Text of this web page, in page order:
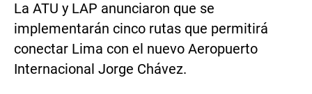
La ATU y LAP anunciaron que se
implementarán cinco rutas que permitirá
conectar Lima con el nuevo Aeropuerto
Internacional Jorge Chávez.